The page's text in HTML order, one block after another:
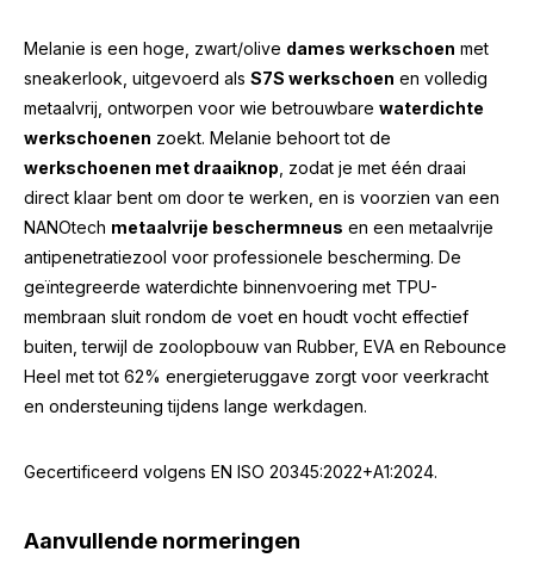
Melanie is een hoge, zwart/olive dames werkschoen met
sneakerlook, uitgevoerd als S7S werkschoen en volledig
metaalvrij, ontworpen voor wie betrouwbare waterdichte
werkschoenen zoekt. Melanie behoort tot de
werkschoenen met draaiknop , zodat je met één draai
direct klaar bent om door te werken, en is voorzien van een
NANOtech metaalvrije beschermneus en een metaalvrije
antipenetratiezool voor professionele bescherming. De
geïntegreerde waterdichte binnenvoering met TPU-
membraan sluit rondom de voet en houdt vocht effectief
buiten, terwijl de zoolopbouw van Rubber, EVA en Rebounce
Heel met tot 62% energieteruggave zorgt voor veerkracht
en ondersteuning tijdens lange werkdagen.
Gecertificeerd volgens EN ISO 20345:2022+A1:2024.
Aanvullende normeringen